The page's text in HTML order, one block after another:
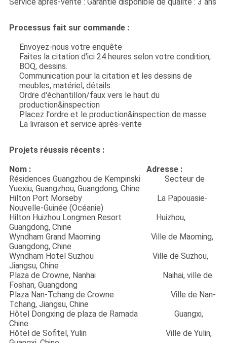
Service après-vente : Garantie disponible de qualité : 3 ans
Processus fait sur commande :
Envoyez-nous votre enquête
Faites la citation d'ici 24 heures selon votre condition,
BOQ, dessins.
Communication pour la citation et les dessins de
meubles, matériel, détails.
Ordre d'échantillon/faux vers le haut du
production&inspection
Placez l'ordre et le production&inspection de masse
La livraison et service après-vente
Projets réussis récents :
Nom : Adresse :
Résidences Guangzhou de Kempinski Secteur de
Yuexiu, Guangzhou, Guangdong, Chine
Hilton Port Morseby La Papouasie-
Nouvelle-Guinée (Océanie)
Hilton Huizhou Longmen Resort Huizhou,
Guangdong, Chine
Wyndham Grand Maoming Ville de Maoming,
Guangdong, Chine
Wyndham Hotel Suzhou Ville de Suzhou,
Jiangsu, Chine
Plaza de Crowne, Nanhai Naihai, ville de
Foshan, Guangdong
Plaza Nan-Tchang de Crowne Ville de Nan-
Tchang, Jiangsu, Chine
Hôtel Dongxing de plaza de Ramada Guangxi,
Chine
Hôtel de Sofitel, Yulin Ville de Yulin,